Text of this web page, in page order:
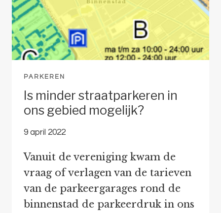
PARKEREN
Is minder straatparkeren in
ons gebied mogelijk?
9 april 2022
Vanuit de vereniging kwam de
vraag of verlagen van de tarieven
van de parkeergarages rond de
binnenstad de parkeerdruk in ons